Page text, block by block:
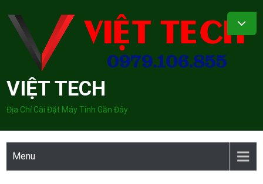
content
VIỆT TECH
Địa Chỉ Cài Đặt Máy Tính Gần Đây
Menu